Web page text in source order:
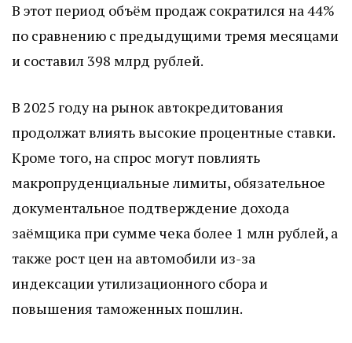
В этот период объём продаж сократился на 44%
по сравнению с предыдущими тремя месяцами
и составил 398 млрд рублей.
В 2025 году на рынок автокредитования
продолжат влиять высокие процентные ставки.
Кроме того, на спрос могут повлиять
макропруденциальные лимиты, обязательное
документальное подтверждение дохода
заёмщика при сумме чека более 1 млн рублей, а
также рост цен на автомобили из-за
индексации утилизационного сбора и
повышения таможенных пошлин.